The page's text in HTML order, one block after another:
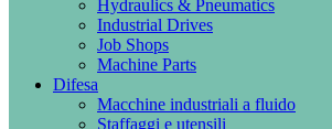
Hydraulics & Pneumatics
Industrial Drives
Job Shops
Machine Parts
Difesa
Macchine industriali a fluido
Staffaggi e utensili